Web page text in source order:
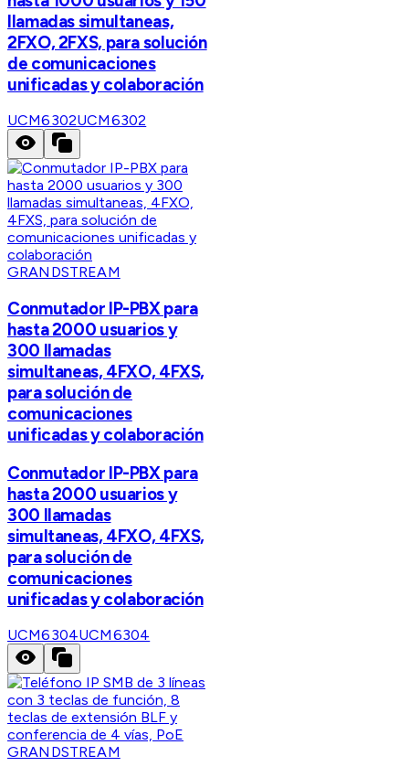
llamadas simultaneas,
2FXO, 2FXS, para solución
de comunicaciones
unificadas y colaboración
UCM6302UCM6302
GRANDSTREAM
Conmutador IP-PBX para
hasta 2000 usuarios y
300 llamadas
simultaneas, 4FXO, 4FXS,
para solución de
comunicaciones
unificadas y colaboración
Conmutador IP-PBX para
hasta 2000 usuarios y
300 llamadas
simultaneas, 4FXO, 4FXS,
para solución de
comunicaciones
unificadas y colaboración
UCM6304UCM6304
GRANDSTREAM